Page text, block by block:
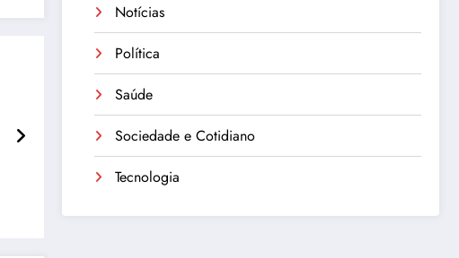
Notícias
Política
Saúde
Sociedade e Cotidiano
Tecnologia